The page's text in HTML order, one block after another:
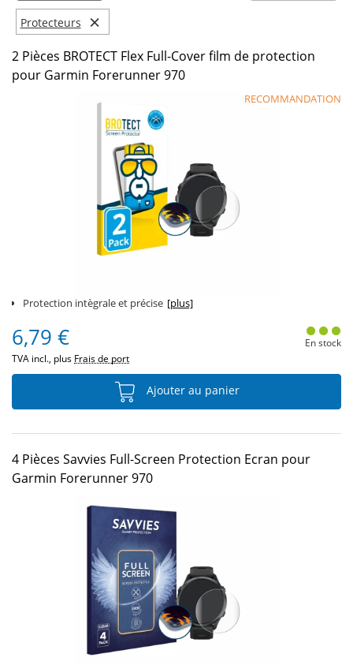
Protecteurs ×
2 Pièces BROTECT Flex Full-Cover film de protection
pour Garmin Forerunner 970
RECOMMANDATION
Protection intègrale et précise [plus]
6,79 €
TVA incl., plus Frais de port
En stock
Ajouter au panier
4 Pièces Savvies Full-Screen Protection Ecran pour
Garmin Forerunner 970